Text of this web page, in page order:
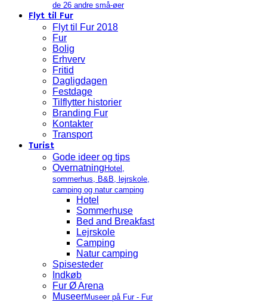
de 26 andre små-øer
Flyt til Fur
Flyt til Fur 2018
Fur
Bolig
Erhverv
Fritid
Dagligdagen
Festdage
Tilflytter historier
Branding Fur
Kontakter
Transport
Turist
Gode ideer og tips
Overnatning Hotel,
sommerhus, B&B, lejrskole,
camping og natur camping
Hotel
Sommerhuse
Bed and Breakfast
Lejrskole
Camping
Natur camping
Spisesteder
Indkøb
Fur Ø Arena
MuseerMuseer på Fur - Fur